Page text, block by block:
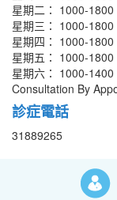
星期二： 1000-1800
星期三： 1000-1800
星期四： 1000-1800
星期五： 1000-1800
星期六： 1000-1400
Consultation By
診症電話
31889265